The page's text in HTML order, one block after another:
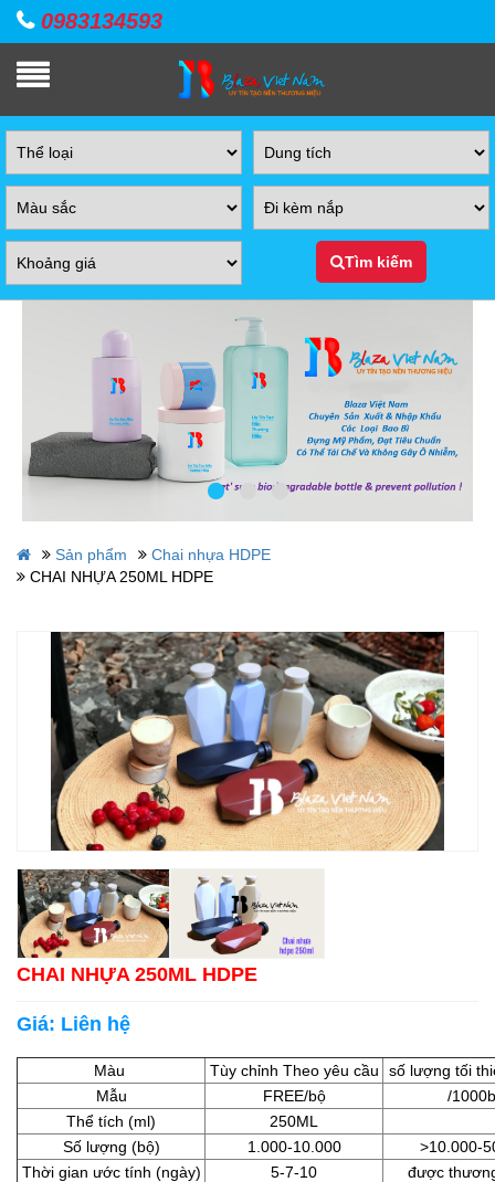
0983134593
Tìm kiếm
Sản phẩm
Chai nhựa HDPE
CHAI NHỰA 250ML HDPE
CHAI NHỰA 250ML HDPE
Giá: Liên hệ
Màu Tùy chỉnh Theo yêu cầu
số lượng tối
Mẫu
FREE/bộ
/
Thể tích (ml)
250ML
Số lượng (bộ)
1.000-10.000
>10.000-
Thời gian ước tính (ngày)
5-7-10 được